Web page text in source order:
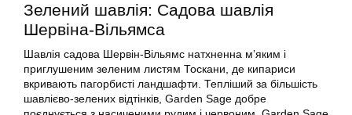
Зелений шавлія: Садова шавлія
Шервіна-Вільямса
Шавлія садова Шервін-Вільямс натхненна м’яким і
приглушеним зеленим листям Тоскани, де кипариси
вкривають пагорбисті ландшафти. Тепліший за більшість
шавлієво-зелених відтінків, Garden Sage добре